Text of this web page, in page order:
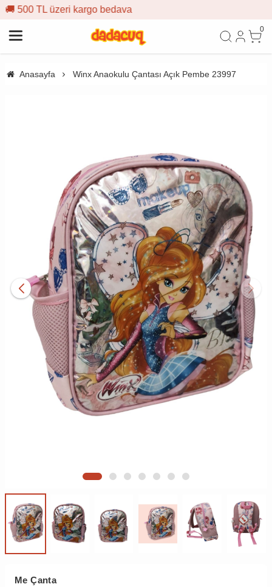
0
Anasayfa Winx Anaokulu Çantası Açık Pembe 23997
Me Çanta